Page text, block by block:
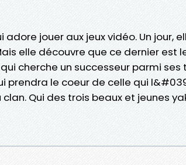
jouer aux jeux vidéo. Un jour,
elle découvre que ce dernier est
cherche un successeur parmi
prendra le coeur de celle qui
Qui des trois beaux et jeunes